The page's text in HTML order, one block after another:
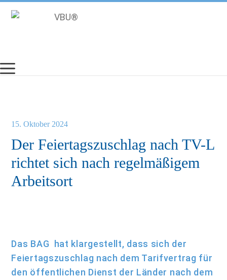
Inhalt
Der Feiertagszuschlag nach TV-L
richtet sich nach regelmäßigem
Arbeitsort
15. Oktober 2024
Das BAG hat klargestellt, dass sich der
Feiertagszuschlag nach dem Tarifvertrag für
den öffentlichen Dienst der Länder nach dem